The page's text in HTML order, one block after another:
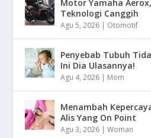
Motor Yamaha
Teknologi Canggih
Agu 5, 2026 | Otomotif
Penyebab Tubuh
Ini Dia Ulasannya!
Agu 4, 2026 | Mom
Menambah
Alis Yang On Point
Agu 3, 2026 |Woman